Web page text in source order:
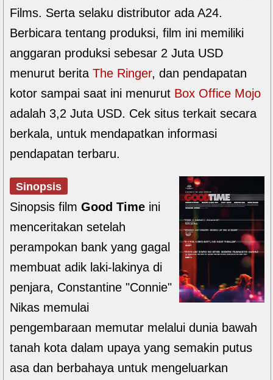
Films. Serta selaku distributor ada A24.
Berbicara tentang produksi, film ini memiliki
anggaran produksi sebesar 2 Juta USD
menurut berita The Ringer, dan pendapatan
kotor sampai saat ini menurut Box Office Mojo
adalah 3,2 Juta USD. Cek situs terkait secara
berkala, untuk mendapatkan informasi
pendapatan terbaru.
Sinopsis
Sinopsis film Good Time ini
menceritakan setelah
perampokan bank yang gagal
membuat adik laki-lakinya di
penjara, Constantine "Connie"
Nikas memulai
pengembaraan memutar melalui dunia bawah
tanah kota dalam upaya yang semakin putus
asa dan berbahaya untuk mengeluarkan